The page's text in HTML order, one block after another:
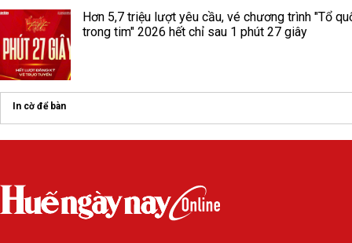
Hơn 5,7 triệu lượt yêu cầu, vé chương trình "Tổ
trong tim" 2026 hết chỉ sau 1 phút 27 giây
In cờ để bàn